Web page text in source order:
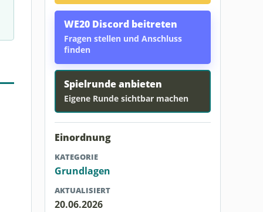
WE20 Discord beitreten
Fragen stellen und Anschluss
finden
Spielrunde anbieten
Eigene Runde sichtbar machen
Einordnung
KATEGORIE
Grundlagen
AKTUALISIERT
20.06.2026